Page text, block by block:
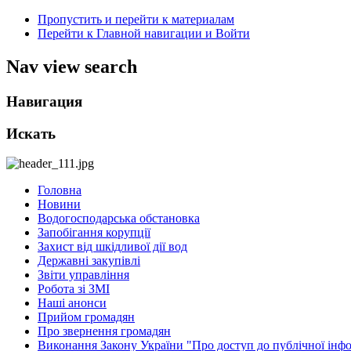
Пропустить и перейти к материалам
Перейти к Главной навигации и Войти
Nav view search
Навигация
Искать
Головна
Новини
Водогосподарська обстановка
Запобігання корупції
Захист від шкідливої дії вод
Державні закупівлі
Звіти управління
Робота зі ЗМІ
Наші анонси
Прийом громадян
Про звернення громадян
Виконання Закону України "Про доступ до публічної